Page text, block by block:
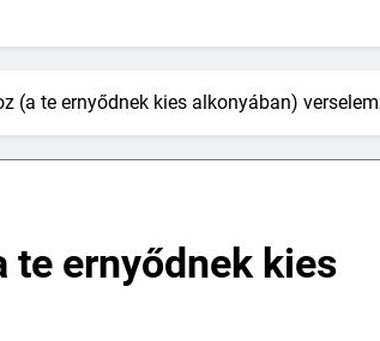
(a te ernyődnek kies alkonyában)
te ernyődnek kies